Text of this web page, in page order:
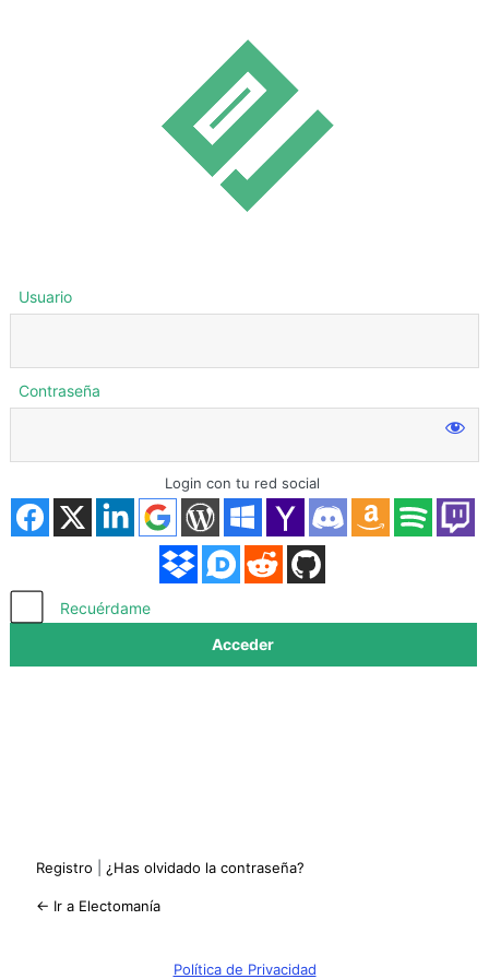
Acceder
Usuario
Contraseña
Login con tu red social
Recuérdame
Registro ¿Has olvidado la contraseña?
← Ir a Electomanía
Política de Privacidad